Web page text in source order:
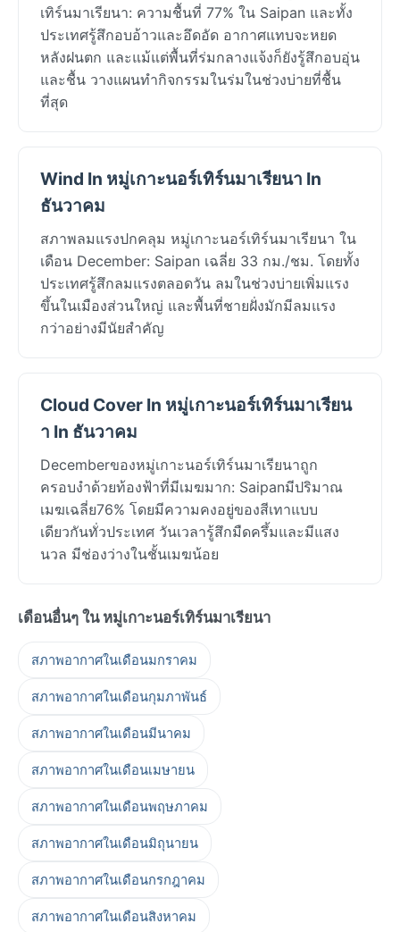
เทิร์นมาเรียนา: ความชื้นที่ 77% ใน Saipan และทั้ง
ประเทศรู้สึกอบอ้าวและอึดอัด อากาศแทบจะหยด
หลังฝนตก และแม้แต่พื้นที่ร่มกลางแจ้งก็ยังรู้สึกอบอุ่น
และชื้น วางแผนทำกิจกรรมในร่มในช่วงบ่ายที่ชื้น
ที่สุด
Wind In หมู่เกาะนอร์เทิร์นมาเรียนา In
ธันวาคม
สภาพลมแรงปกคลุม หมู่เกาะนอร์เทิร์นมาเรียนา ใน
เดือน December: Saipan เฉลี่ย 33 กม./ชม. โดยทั้ง
ประเทศรู้สึกลมแรงตลอดวัน ลมในช่วงบ่ายเพิ่มแรง
ขึ้นในเมืองส่วนใหญ่ และพื้นที่ชายฝั่งมักมีลมแรง
กว่าอย่างมีนัยสำคัญ
Cloud Cover In หมู่เกาะนอร์เทิร์นมาเรียน
า In ธันวาคม
Decemberของหมู่เกาะนอร์เทิร์นมาเรียนาถูก
ครอบงำด้วยท้องฟ้าที่มีเมฆมาก: Saipanมีปริมาณ
เมฆเฉลี่ย76% โดยมีความคงอยู่ของสีเทาแบบ
เดียวกันทั่วประเทศ วันเวลารู้สึกมืดครึ้มและมีแสง
นวล มีช่องว่างในชั้นเมฆน้อย
เดือนอื่นๆ ใน หมู่เกาะนอร์เทิร์นมาเรียนา
สภาพอากาศในเดือนมกราคม
สภาพอากาศในเดือนกุมภาพันธ์
สภาพอากาศในเดือนมีนาคม
สภาพอากาศในเดือนเมษายน
สภาพอากาศในเดือนพฤษภาคม
สภาพอากาศในเดือนมิถุนายน
สภาพอากาศในเดือนกรกฎาคม
สภาพอากาศในเดือนสิงหาคม